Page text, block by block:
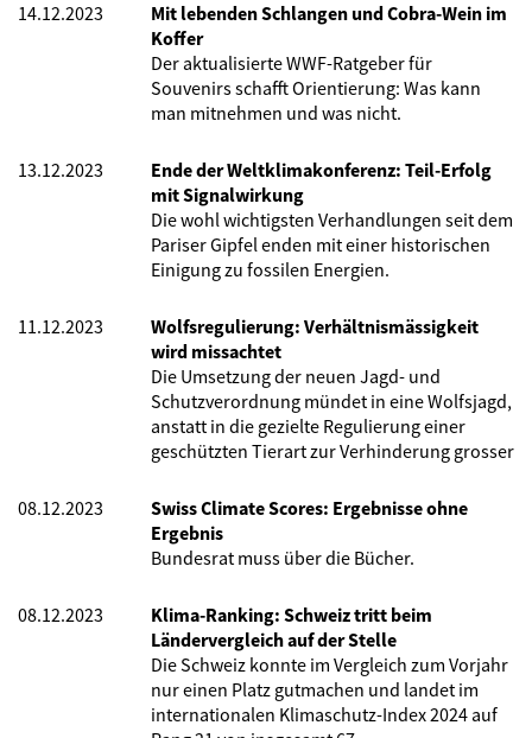
14.12.2023
Mit lebenden Schlangen und Cobra-Wein im
Koffer
Der aktualisierte WWF-Ratgeber für
Souvenirs schafft Orientierung: Was kann
man mitnehmen und was nicht.
13.12.2023
Ende der Weltklimakonferenz: Teil-Erfolg
mit Signalwirkung
Die wohl wichtigsten Verhandlungen seit dem
Pariser Gipfel enden mit einer historischen
Einigung zu fossilen Energien.
11.12.2023
Wolfsregulierung: Verhältnismässigkeit
wird missachtet
Die Umsetzung der neuen Jagd- und
Schutzverordnung mündet in eine Wolfsjagd,
anstatt in die gezielte Regulierung einer
geschützten Tierart zur Verhinderung grosser
08.12.2023
Swiss Climate Scores: Ergebnisse ohne
Ergebnis
Bundesrat muss über die Bücher.
08.12.2023
Klima-Ranking: Schweiz tritt beim
Ländervergleich auf der Stelle
Die Schweiz konnte im Vergleich zum Vorjahr
nur einen Platz gutmachen und landet im
internationalen Klimaschutz-Index 2024 auf